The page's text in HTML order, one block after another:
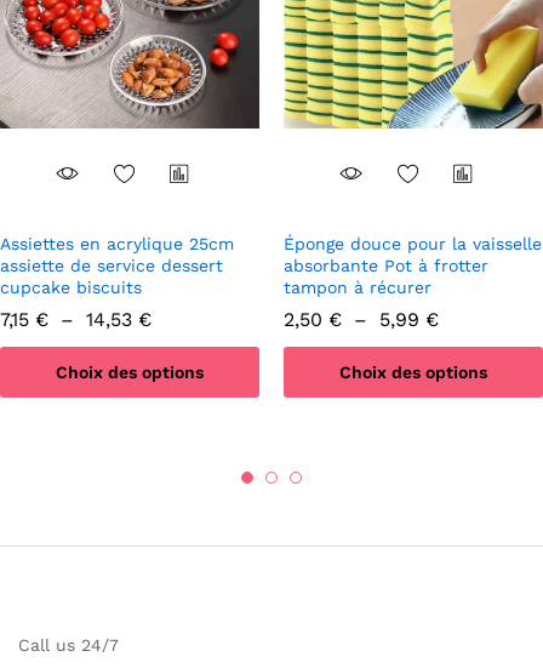
Assiettes en acrylique 25cm
assiette de service dessert
cupcake biscuits
7,15 € – 14,53 €Plage
7,15 €
à
Choix des options
Les
choisies
Éponge douce pour la vaisselle
absorbante Pot à frotter
tampon à récurer
2,50 € – 5,99 €Plage
2,50 €
à
Choix des options
plusieurs
Les
Call us 24/7